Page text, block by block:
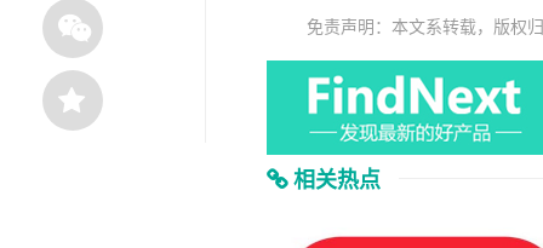
免责声明：本文系转载，版权
相关热点